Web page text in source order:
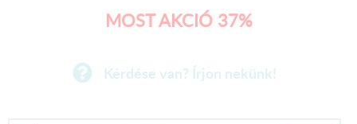
MOST AKCIÓ 37%
Kérdése van? Írjon nekünk!